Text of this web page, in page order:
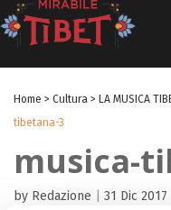
Home > Cultura > LA MUSICA
tibetana-3
musica-
by Redazione 31 Dic 2017